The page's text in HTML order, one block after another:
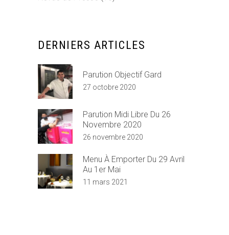
DERNIERS ARTICLES
Parution Objectif Gard
27 octobre 2020
Parution Midi Libre Du 26
Novembre 2020
26 novembre 2020
Menu À Emporter Du 29 Avril
Au 1er Mai
11 mars 2021